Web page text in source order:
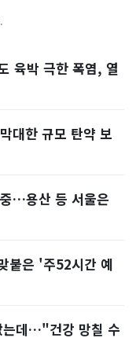
육박 극한 폭염, 열
대한 규모 탄약 보
…용산 등 서울은
붙은 '주52시간 예
는데…"건강 망칠 수